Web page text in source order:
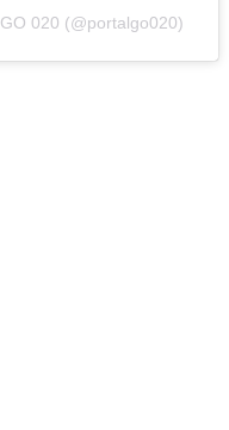
020 (@portalgo020)